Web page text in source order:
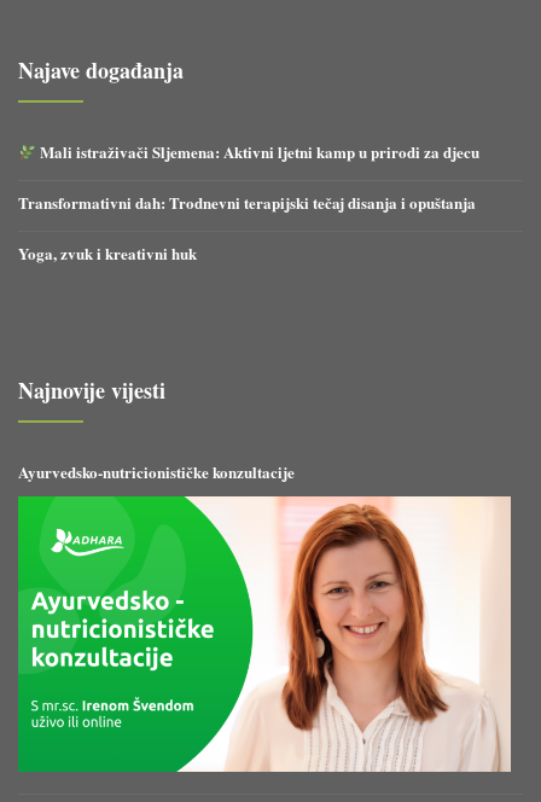
Najave događanja
Mali istraživači Sljemena: Aktivni ljetni kamp u prirodi za djecu
Transformativni dah: Trodnevni terapijski tečaj disanja i opuštanja
Yoga, zvuk i kreativni huk
Najnovije vijesti
Ayurvedsko-nutricionističke konzultacije